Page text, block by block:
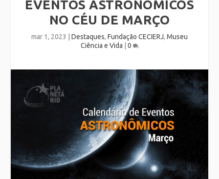
EVENTOS ASTRONÔMICOS
NO CÉU DE MARÇO
mar 1, 2023 Destaques, Fundação CECIERJ, Museu
Ciência e Vida
0